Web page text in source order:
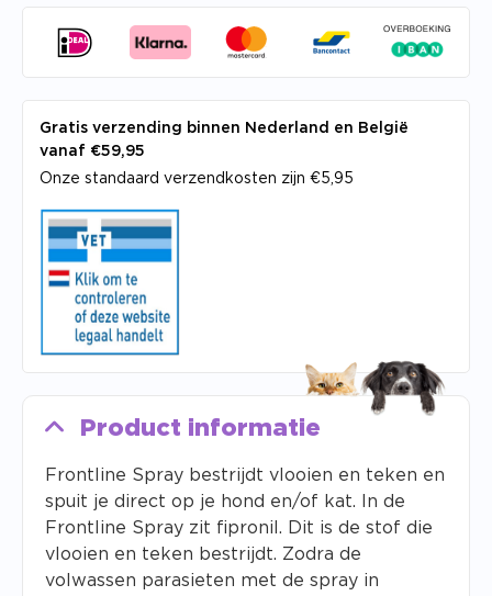
Gratis verzending binnen Nederland en België
vanaf €59,95
Onze standaard verzendkosten zijn €5,95
Product informatie
Frontline Spray bestrijdt vlooien en teken en
spuit je direct op je hond en/of kat. In de
Frontline Spray zit fipronil. Dit is de stof die
vlooien en teken bestrijdt. Zodra de
volwassen parasieten met de spray in